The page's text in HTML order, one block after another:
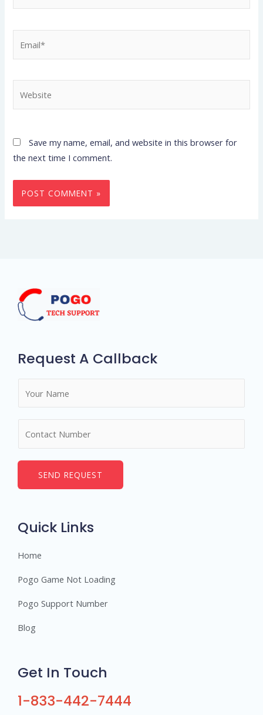
Save my name, email, and website in this browser for
the next time I comment.
Request A Callback
*
e
SEND REQUEST
Quick Links
Home
Pogo Game Not Loading
Pogo Support Number
Blog
Get In Touch
1-833-442-7444